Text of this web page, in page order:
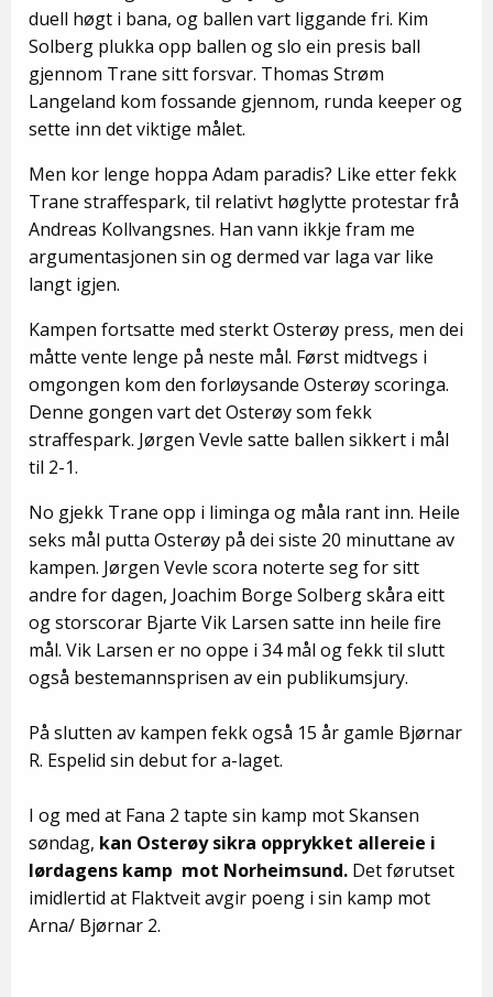
duell høgt i bana, og ballen vart liggande fri. Kim
Solberg plukka opp ballen og slo ein presis ball
gjennom Trane sitt forsvar. Thomas Strøm
Langeland kom fossande gjennom, runda keeper og
sette inn det viktige målet.
Men kor lenge hoppa Adam paradis? Like etter fekk
Trane straffespark, til relativt høglytte protestar frå
Andreas Kollvangsnes. Han vann ikkje fram me
argumentasjonen sin og dermed var laga var like
langt igjen.
Kampen fortsatte med sterkt Osterøy press, men dei
måtte vente lenge på neste mål. Først midtvegs i
omgongen kom den forløysande Osterøy scoringa.
Denne gongen vart det Osterøy som fekk
straffespark. Jørgen Vevle satte ballen sikkert i mål
til 2-1.
No gjekk Trane opp i liminga og måla rant inn. Heile
seks mål putta Osterøy på dei siste 20 minuttane av
kampen. Jørgen Vevle scora noterte seg for sitt
andre for dagen, Joachim Borge Solberg skåra eitt
og storscorar Bjarte Vik Larsen satte inn heile fire
mål. Vik Larsen er no oppe i 34 mål og fekk til slutt
også bestemannsprisen av ein publikumsjury.
På slutten av kampen fekk også 15 år gamle Bjørnar
R. Espelid sin debut for a-laget.
I og med at Fana 2 tapte sin kamp mot Skansen
søndag, kan Osterøy sikra opprykket allereie i
lørdagens kamp mot Norheimsund. Det førutset
imidlertid at Flaktveit avgir poeng i sin kamp mot
Arna/ Bjørnar 2.